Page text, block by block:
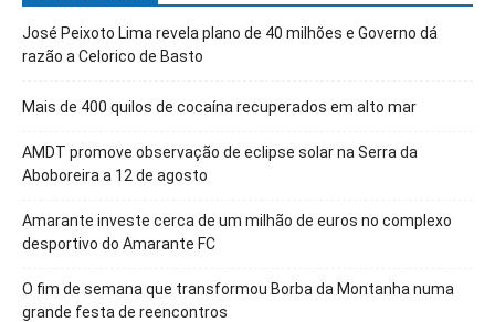
José Peixoto Lima revela plano de 40 milhões e Governo dá
razão a Celorico de Basto
Mais de 400 quilos de cocaína recuperados em alto mar
AMDT promove observação de eclipse solar na Serra da
Aboboreira a 12 de agosto
Amarante investe cerca de um milhão de euros no complexo
desportivo do Amarante FC
O fim de semana que transformou Borba da Montanha numa
grande festa de reencontros